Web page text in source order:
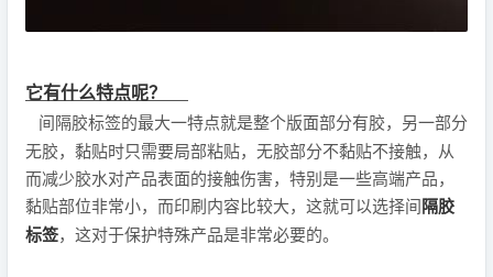
它有什么特点呢？
间隔胶标签的最大一特点就是整个版面部分有胶，另一部分
无胶，黏贴时只需要局部粘贴，无胶部分不黏贴不接触，从
而减少胶水对产品表面的接触伤害，特别是一些高端产品，
黏贴部位非常小，而印刷内容比较大，这就可以选择间隔胶
标签，这对于保护特殊产品是非常必要的。